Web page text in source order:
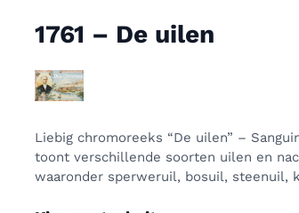
1761 – De uilen
Liebig chromoreeks “De uilen” –
toont verschillende soorten uilen en
waaronder sperweruil, bosuil, steenuil,